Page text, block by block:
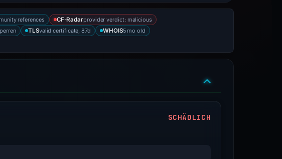
references CF-Radarprovider verdict: malicious
TLSvalid certificate, 87d WHOIS5 mo old
SCHÄDLICH